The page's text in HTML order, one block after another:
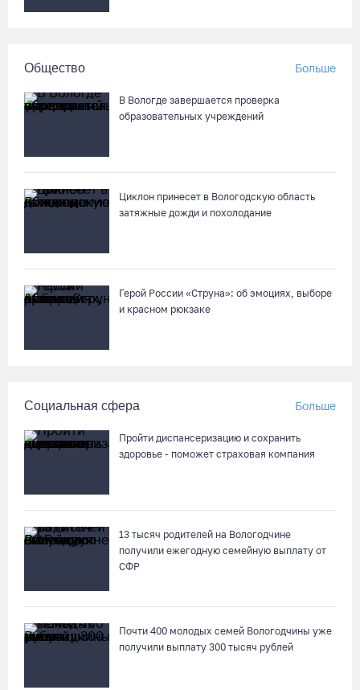
Общество Больше
В Вологде завершается проверка
образовательных учреждений
Циклон принесет в Вологодскую область
затяжные дожди и похолодание
Герой России «Струна»: об эмоциях, выборе
и красном рюкзаке
Социальная сфера Больше
Пройти диспансеризацию и сохранить
здоровье - поможет страховая компания
13 тысяч родителей на Вологодчине
получили ежегодную семейную выплату от
СФР
Почти 400 молодых семей Вологодчины уже
получили выплату 300 тысяч рублей